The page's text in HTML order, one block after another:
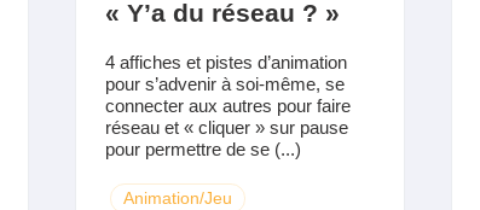
« Y’a du réseau ? »
4 affiches et pistes d’animation
pour s’advenir à soi-même, se
connecter aux autres pour faire
réseau et « cliquer » sur pause
pour permettre de se (...)
Animation/Jeu